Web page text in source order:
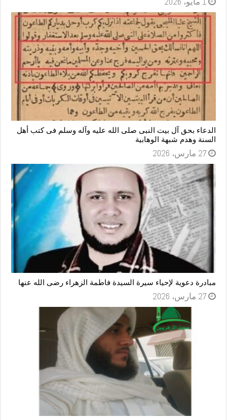
الدعاء بحق آل بيت النبى صلى الله عليه وآله وسلم فى كتب أهل
السنة وهدم شبهة الوهابية
27 مارس، 2026
مبادرة دعوية لإحياء سيرة السيدة فاطمة الزهراء رضى الله عنها
27 مارس، 2026